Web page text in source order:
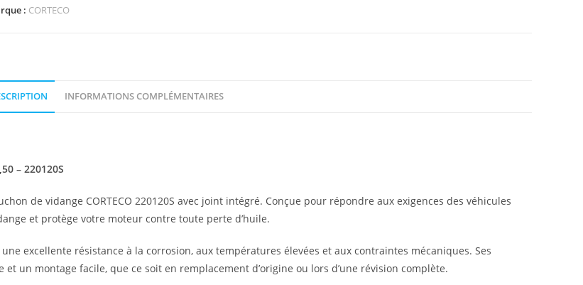
: CORTECO
INFORMATIONS COMPLÉMENTAIRES
– 220120S
de vidange CORTECO 220120S avec joint intégré. Conçue pour répondre aux exigences des véhicules
et protège votre moteur contre toute perte d’huile.
excellente résistance à la corrosion, aux températures élevées et aux contraintes mécaniques. Ses
un montage facile, que ce soit en remplacement d’origine ou lors d’une révision complète.